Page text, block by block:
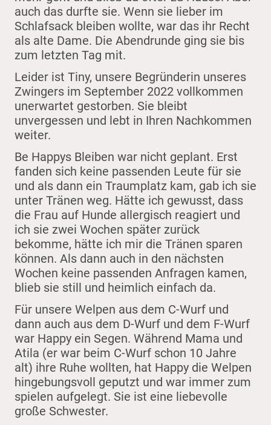
auch das durfte sie. Wenn sie lieber im
Schlafsack bleiben wollte, war das ihr Recht
als alte Dame. Die Abendrunde ging sie bis
zum letzten Tag mit.
Leider ist Tiny, unsere Begründerin unseres
Zwingers im September 2022 vollkommen
unerwartet gestorben. Sie bleibt
unvergessen und lebt in Ihren Nachkommen
weiter.
Be Happys Bleiben war nicht geplant. Erst
fanden sich keine passenden Leute für sie
und als dann ein Traumplatz kam, gab ich sie
unter Tränen weg. Hätte ich gewusst, dass
die Frau auf Hunde allergisch reagiert und
ich sie zwei Wochen später zurück
bekomme, hätte ich mir die Tränen sparen
können. Als dann auch in den nächsten
Wochen keine passenden Anfragen kamen,
blieb sie still und heimlich einfach da.
Für unsere Welpen aus dem C-Wurf und
dann auch aus dem D-Wurf und dem F-Wurf
war Happy ein Segen. Während Mama und
Atila (er war beim C-Wurf schon 10 Jahre
alt) ihre Ruhe wollten, hat Happy die Welpen
hingebungsvoll geputzt und war immer zum
spielen aufgelegt. Sie ist eine liebevolle
große Schwester.